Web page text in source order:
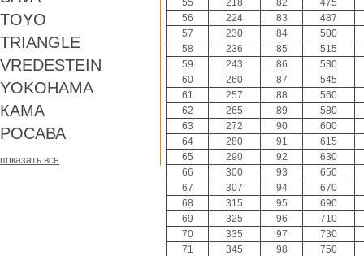
TOYO
TRIANGLE
VREDESTEIN
YOKOHAMA
КАМА
РОСАВА
показать все
55
218 82
475
56
224 83
487
57
230 84
500
58
236 85
515
59
243 86
530
60
260 87
545
61
257 88
560
62
265 89
580
63
272 90
600
64
280 91
615
65
290 92
630
66
300 93
650
67
307 94
670
68
315 95
690
69
325 96
710
70
335 97
730
71
345 98
750